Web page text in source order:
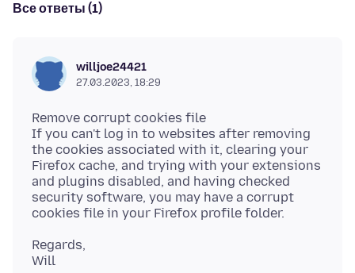
Все ответы (1)
willjoe24421
27.03.2023, 18:29
Remove corrupt cookies file
If you can't log in to websites after removing
the cookies associated with it, clearing your
Firefox cache, and trying with your extensions
and plugins disabled, and having checked
security software, you may have a corrupt
Regards,